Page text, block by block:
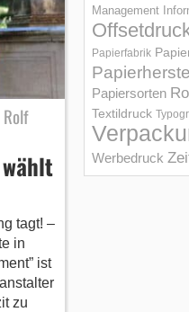
tagt! –
in
ist
zu
Management
Papierfabrik
Papiersorten
Textildruck
Werbedruck